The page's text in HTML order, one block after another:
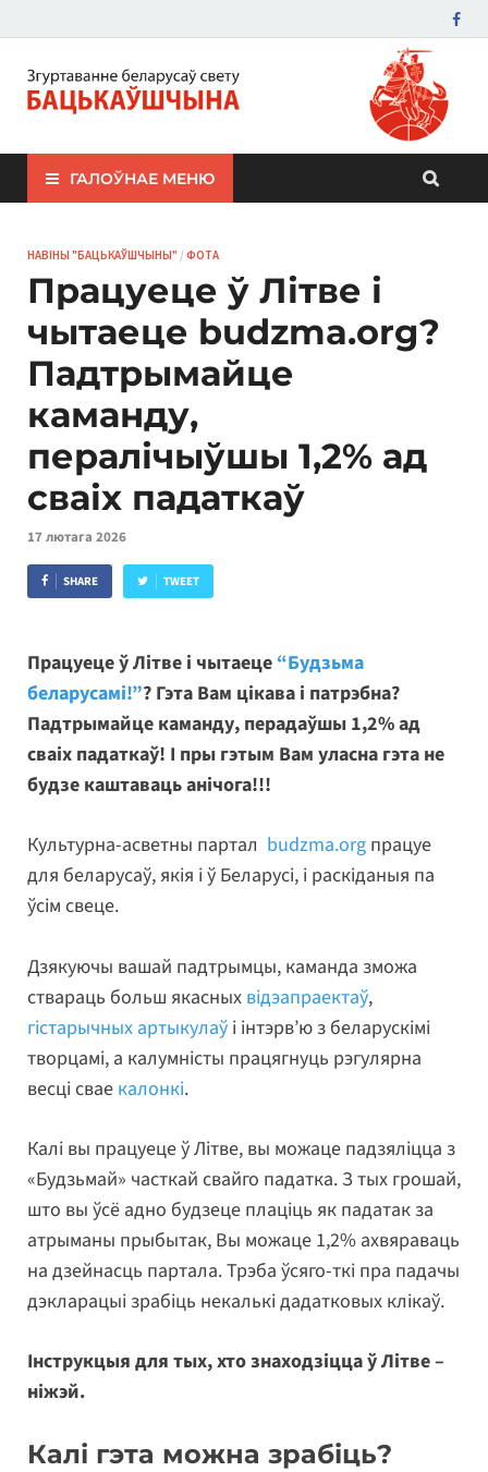
ЗБС "Бацькаўшчына"
ГАЛОЎНАЕ МЕНЮ
НАВІНЫ "БАЦЬКАЎШЧЫНЫ" /ФОТА
Працуеце ў Літве і
чытаеце budzma.org?
Падтрымайце
каманду,
пералічыўшы 1,2% ад
сваіх падаткаў
17 лютага 2026
SHARE TWEET
Працуеце ў Літве і чытаеце “Будзьма
беларусамі!”? Гэта Вам цікава і патрэбна?
Падтрымайце каманду, перадаўшы 1,2% ад
сваіх падаткаў! І пры гэтым Вам уласна гэта не
будзе каштаваць анічога!!!
Культурна-асветны партал budzma.org працуе
для беларусаў, якія і ў Беларусі, і раскіданыя па
ўсім свеце.
Дзякуючы вашай падтрымцы, каманда зможа
ствараць больш якасных відэапраектаў,
гістарычных артыкулаў і інтэрв’ю з беларускімі
творцамі, а калумністы працягнуць рэгулярна
весці свае калонкі.
Калі вы працуеце ў Літве, вы можаце падзяліцца з
«Будзьмай» часткай свайго падатка. З тых грошай,
што вы ўсё адно будзеце плаціць як падатак за
атрыманы прыбытак, Вы можаце 1,2% ахвяраваць
на дзейнасць партала. Трэба ўсяго-ткі пра падачы
дэкларацыі зрабіць некалькі дадатковых клікаў.
Інструкцыя для тых, хто знаходзіцца ў Літве –
ніжэй.
Калі гэта можна зрабіць?